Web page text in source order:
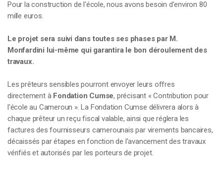
Pour la construction de l'école, nous avons besoin d'environ 80
mille euros.
Le projet sera suivi dans toutes ses phases par M.
Monfardini lui-même qui garantira le bon déroulement des
travaux.
Les prêteurs sensibles pourront envoyer leurs offres
directement à Fondation Cumse, précisant « Contribution pour
l'école au Cameroun ». La Fondation Cumse délivrera alors à
chaque prêteur un reçu fiscal valable, ainsi que réglera les
factures des fournisseurs camerounais par virements bancaires,
décaissés par étapes en fonction de l'avancement des travaux
vérifiés et autorisés par les porteurs de projet.